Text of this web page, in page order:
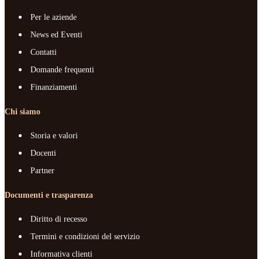
Per le aziende
News ed Eventi
Contatti
Domande frequenti
Finanziamenti
Chi siamo
Storia e valori
Docenti
Partner
Documenti e trasparenza
Diritto di recesso
Termini e condizioni del servizio
Informativa clienti